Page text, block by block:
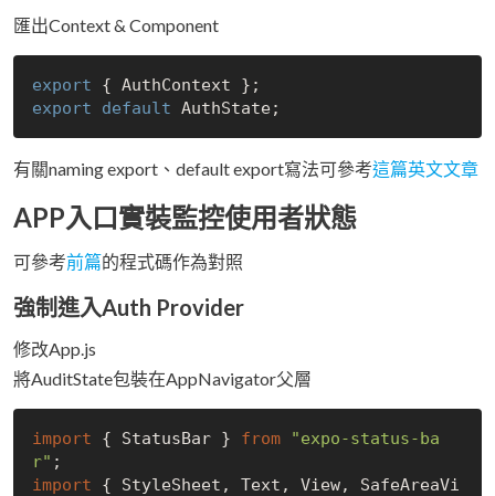
匯出Context & Component
export
export default
有關naming export、default export寫法可參考這篇英文文章
APP入口實裝監控使用者狀態
可參考前篇的程式碼作為對照
強制進入Auth Provider
修改App.js
將AuditState包裝在AppNavigator父層
import { StatusBar } from
"expo-status-ba
r"
import { StyleSheet, Text, View, SafeAreaVi